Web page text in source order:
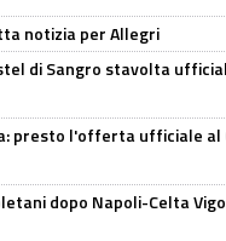
notizia per Allegri
di Sangro stavolta
presto l'offerta ufficiale al
dopo Napoli-Celta